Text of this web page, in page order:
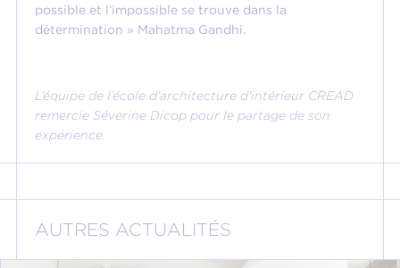
possible et l’impossible se trouve dans la
détermination » Mahatma Gandhi.
L’équipe de l’école d'architecture d'intérieur CREAD
remercie Séverine Dicop pour le partage de son
expérience.
AUTRES ACTUALITÉS